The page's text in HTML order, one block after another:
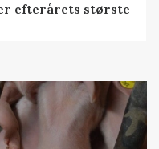
efterårets største